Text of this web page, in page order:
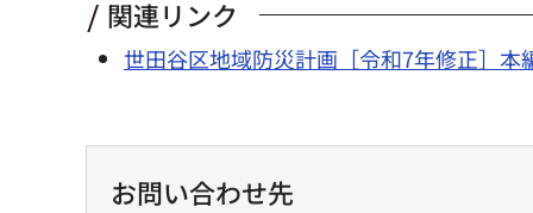
関連リンク
世田谷区地域防災計画［令和7年修正］本
お問い合わせ先